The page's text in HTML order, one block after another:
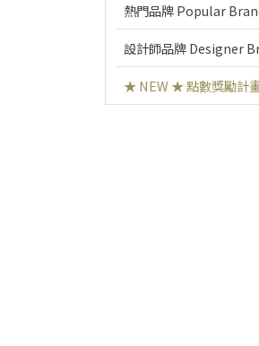
熱門品牌 Popular
設計師品牌 Designer
★ NEW ★ 點數獎勵計